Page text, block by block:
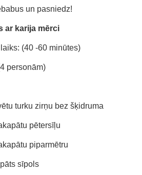
un pasniedz!
ar karija mērci
(40 -60 minūtes)
personām)
turku zirņu bez šķidruma
pētersīļu
piparmētru
sīpols